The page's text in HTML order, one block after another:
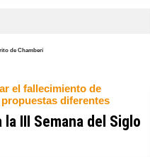
de Chamberí
el fallecimiento de
diferentes
III Semana del Siglo